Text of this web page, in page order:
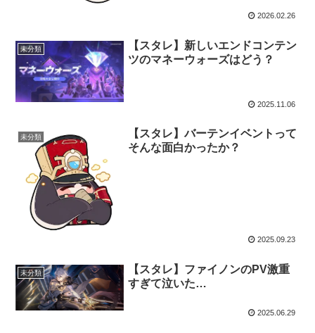
2026.02.26
未分類
【スタレ】新しいエンドコンテン
ツのマネーウォーズはどう？
2025.11.06
未分類
【スタレ】バーテンイベントって
そんな面白かったか？
2025.09.23
未分類
【スタレ】ファイノンのPV激重
すぎて泣いた…
2025.06.29